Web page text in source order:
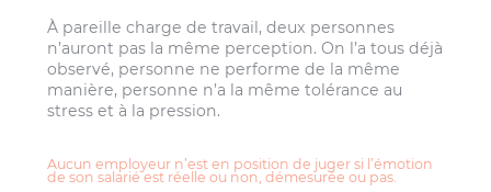
À pareille charge de travail, deux personnes
n’auront pas la même perception. On l’a tous déjà
observé, personne ne performe de la même
manière, personne n’a la même tolérance au
stress et à la pression.
Aucun employeur n’est en position de juger si l’émotion
de son salarié est réelle ou non, démesurée ou pas.